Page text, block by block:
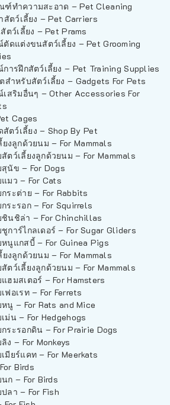
ฑ์ทำความสะอาด – Pet Cleaning
สัตว์เลี้ยง – Pet Carriers
ตว์เลี้ยง – Pet Prams
ดแต่งขนสัตว์เลี้ยง – Pet Grooming
ารฝึกสัตว์เลี้ยง – Pet Training Supplies
สำหรับสัตว์เลี้ยง – Gadgets For Pets
สริมอื่นๆ – Other Accessories For
Cages
ตว์เลี้ยง – Shop By Pet
งลูกด้วยนม – For Mammals
ตว์เลี้ยงลูกด้วยนม – For Mammals
นัข – For Dogs
มว – For Cats
ระต่าย – For Rabbits
ระรอก – For Squirrels
ชินชิล่า – For Chinchillas
การ์ไกลเดอร์ – For Sugar Gliders
นูแกสบี้ – For Guinea Pigs
งลูกด้วยนม – For Mammals
ตว์เลี้ยงลูกด้วยนม – For Mammals
ฮมสเตอร์ – For Hamsters
ฟอเรท – For Ferrets
นู – For Rats and Mice
ม่น – For Hedgehogs
ระรอกดิน – For Prairie Dogs
ง – For Monkeys
มียร์แคท – For Meerkats
Birds
ก – For Birds
ลา – For Fish